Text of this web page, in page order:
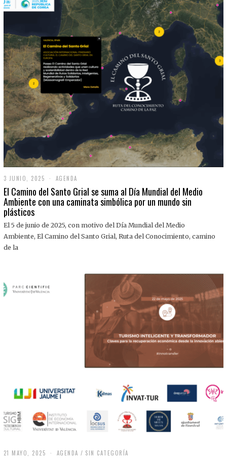
5
3 JUNIO, 2025
J
U
N
,
0
AGENDA
El Camino del Santo Grial se suma al Día Mundial del Medio
Ambiente con una caminata simbólica por un mundo sin
plásticos
El 5 de junio de 2025, con motivo del Día Mundial del Medio
Ambiente, El Camino del Santo Grial, Ruta del Conocimiento, camino
de la
21 MAYO, 2025 AGENDA / SIN CATEGORÍA